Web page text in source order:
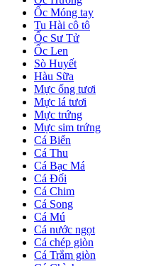
Ốc Móng tay
Tu Hài cô tô
Ốc Sư Tử
Ốc Len
Sò Huyết
Hàu Sữa
Mực ống tươi
Mực lá tươi
Mực trứng
Mực sim trứng
Cá Biển
Cá Thu
Cá Bạc Má
Cá Đối
Cá Chim
Cá Song
Cá Mú
Cá nước ngọt
Cá chép giòn
Cá Trắm giòn